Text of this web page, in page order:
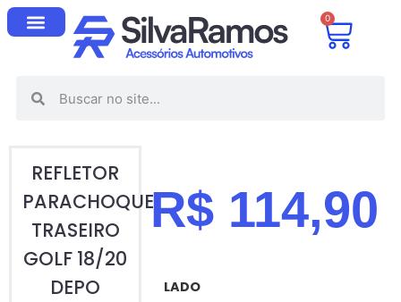
0
REFLETOR
PARACHOQUE
TRASEIRO
GOLF 18/20
DEPO
R$ 114,90
LADO